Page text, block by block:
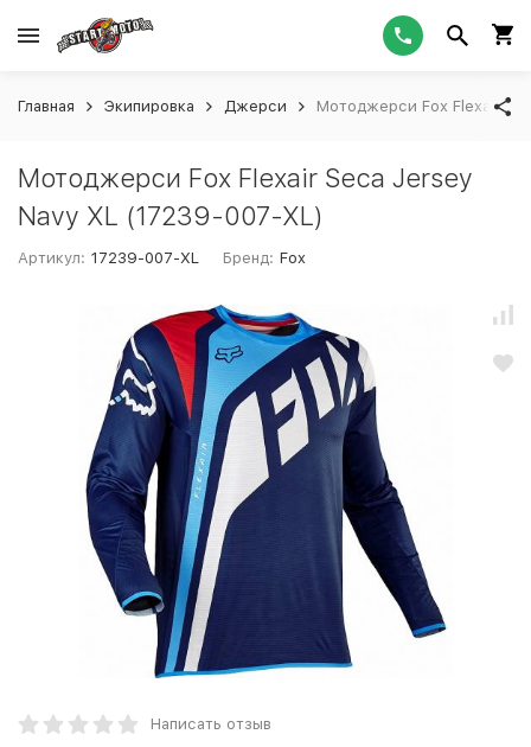
Главная Экипировка Джерси Мотоджерси Fox Flexair
Мотоджерси Fox Flexair Seca Jersey
Navy XL (17239-007-XL)
Артикул: 17239-007-XL Бренд: Fox
Написать отзыв